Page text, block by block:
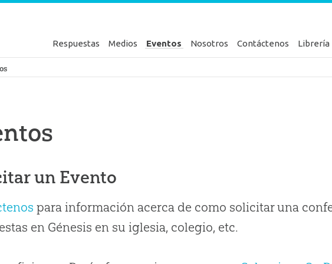
Respuestas Medios Eventos Nosotros Contáctenos Librería
Génesis
un Evento
para información acerca de como solicitar una
en Génesis en su iglesia, colegio, etc.